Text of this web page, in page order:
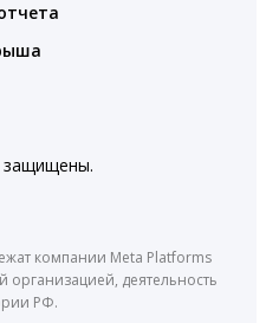
защищены.
компании Meta Platforms
организацией, деятельность
РФ.